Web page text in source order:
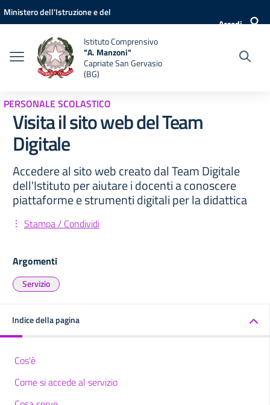
Vai ai contenuti
Vai al menu di navigazione
Vai al footer
Ministero dell'Istruzione e del
Accedi
Istituto Comprensivo
"A. Manzoni"
Capriate San Gervasio
(BG)
PERSONALE SCOLASTICO
Visita il sito web del Team
Digitale
Accedere al sito web creato dal Team Digitale
dell'Istituto per aiutare i docenti a conoscere
piattaforme e strumenti digitali per la didattica
Stampa / Condividi
Argomenti
Servizio
Indice della pagina
Cos'è
Come si accede al servizio